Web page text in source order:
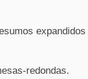
expandidos
redondas.